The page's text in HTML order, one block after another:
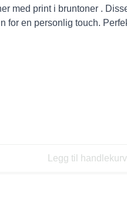
med print i bruntoner .
for en personlig touch.
Legg til handlekurv